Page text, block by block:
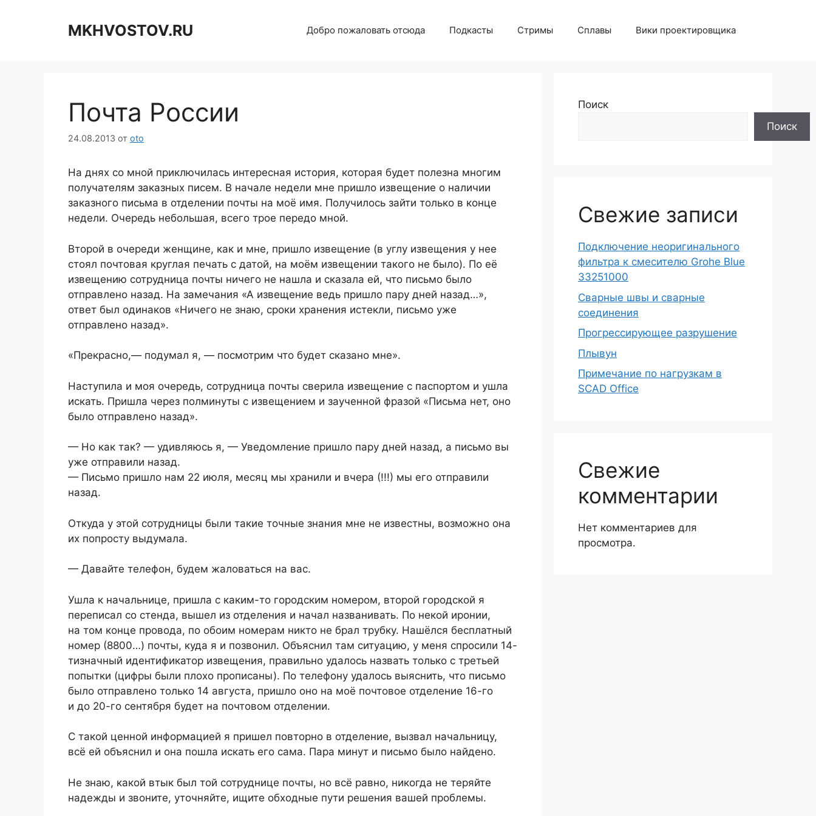
содержимомуMKHVOSTOV.RU Добро пожаловать отсюда Подкасты Стримы Сплавы Вики проектировщика
Почта России
24.08.2013 от oto
На днях со мной приключилась интересная история, которая будет полезна многим
получателям заказных писем. В начале недели мне пришло извещение о наличии
заказного письма в отделении почты на моё имя. Получилось зайти только в конце
недели. Очередь небольшая, всего трое передо мной.
Второй в очереди женщине, как и мне, пришло извещение (в углу извещения у нее
стоял почтовая круглая печать с датой, на моём извещении такого не было). По её
извещению сотрудница почты ничего не нашла и сказала ей, что письмо было
отправлено назад. На замечания «А извещение ведь пришло пару дней назад…»,
ответ был одинаков «Ничего не знаю, сроки хранения истекли, письмо уже
отправлено назад».
«Прекрасно,— подумал я, — посмотрим что будет сказано мне».
Наступила и моя очередь, сотрудница почты сверила извещение с паспортом и ушла
искать. Пришла через полминуты с извещением и заученной фразой «Письма нет, оно
было отправлено назад».
— Но как так? — удивляюсь я, — Уведомление пришло пару дней назад, а письмо вы
уже отправили назад.
— Письмо пришло нам 22 июля, месяц мы хранили и вчера (!!!) мы его отправили
назад.
Откуда у этой сотрудницы были такие точные знания мне не известны, возможно она
их попросту выдумала.
— Давайте телефон, будем жаловаться на вас.
Ушла к начальнице, пришла с каким-то городским номером, второй городской я
переписал со стенда, вышел из отделения и начал названивать. По некой иронии,
на том конце провода, по обоим номерам никто не брал трубку. Нашёлся бесплатный
номер (8800…) почты, куда я и позвонил. Объяснил там ситуацию, у меня спросили 14-
тизначный идентификатор извещения, правильно удалось назвать только с третьей
попытки (цифры были плохо прописаны). По телефону удалось выяснить, что письмо
было отправлено только 14 августа, пришло оно на моё почтовое отделение 16-го
и до 20-го сентября будет на почтовом отделении.
С такой ценной информацией я пришел повторно в отделение, вызвал начальницу,
всё ей объяснил и она пошла искать его сама. Пара минут и письмо было найдено.
Не знаю, какой втык был той сотруднице почты, но всё равно, никогда не теряйте
надежды и звоните, уточняйте, ищите обходные пути решения вашей проблемы.
Поиск
Поиск
Свежие записи
Подключение неоригинального
фильтра к смесителю Grohe Blue
33251000
Сварные швы и сварные
соединения
Прогрессирующее разрушение
Плывун
Примечание по нагрузкам в
SCAD Office
Свежие
комментарии
Нет комментариев для
просмотра.